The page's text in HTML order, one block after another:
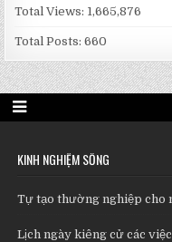
Total Views: 1,665,876
Total Posts:660
KINH NGHIỆM SỐNG
Tự tạo thường nghiệp cho
Lịch ngày kiêng cử các